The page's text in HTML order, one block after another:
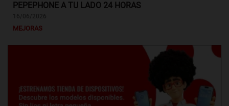
PEPEPHONE A TU LADO 24 HORAS
MEJORAS